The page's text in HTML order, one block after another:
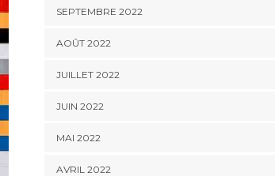
SEPTEMBRE 2022
AOÛT 2022
JUILLET 2022
JUIN 2022
MAI 2022
AVRIL 2022